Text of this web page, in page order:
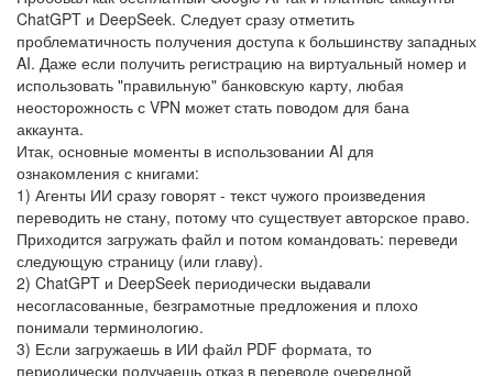
ChatGPT и DeepSeek. Следует сразу отметить
проблематичность получения доступа к большинству западных
AI. Даже если получить регистрацию на виртуальный номер и
использовать "правильную" банковскую карту, любая
неосторожность с VPN может стать поводом для бана
аккаунта.
Итак, основные моменты в использовании AI для
ознакомления с книгами:
1) Агенты ИИ сразу говорят - текст чужого произведения
переводить не стану, потому что существует авторское право.
Приходится загружать файл и потом командовать: переведи
следующую страницу (или главу).
2) ChatGPT и DeepSeek периодически выдавали
несогласованные, безграмотные предложения и плохо
понимали терминологию.
3) Если загружаешь в ИИ файл PDF формата, то
периодически получаешь отказ в переводе очередной